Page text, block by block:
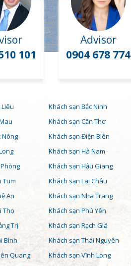
101
Advisor
0904 678 774
Khách sạn Bắc Ninh
Khách sạn Cần Thơ
Nông Khách sạn Điện Biên
Khách sạn Hà Nam
Khách sạn Hậu Giang
Tum Khách sạn Lai Châu
An Khách sạn Nha Trang
Thọ Khách sạn Phú Yên
Trị Khách sạn Rạch Giá
Bình Khách sạn Thái Nguyên
Quang Khách sạn Vĩnh Long